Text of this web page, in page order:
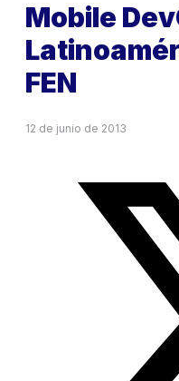
Mobile
FEN
12 de junio de 2013